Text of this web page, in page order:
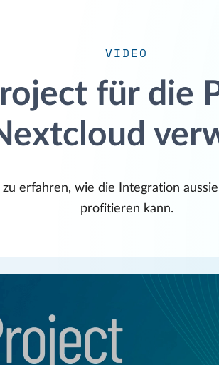
VIDEO
für die
zu erfahren, wie die Integration
profitieren kann.